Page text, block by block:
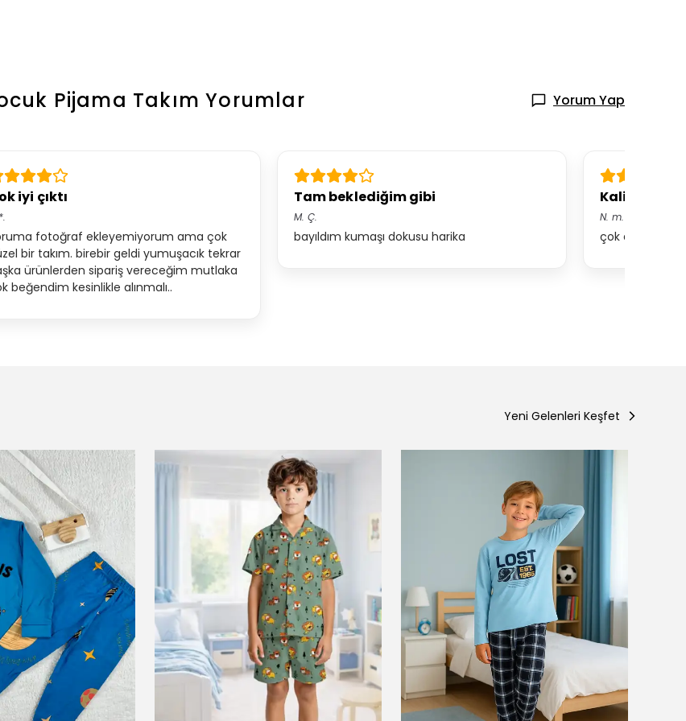
Pijama Takım Yorumlar Yorum Yap
iyi çıktı
*.
fotoğraf ekleyemiyorum ama çok
bir takım. birebir geldi yumuşacık tekrar
ürünlerden sipariş vereceğim mutlaka
beğendim kesinlikle alınmalı..
Tam beklediğim gibi
M. Ç.
bayıldım kumaşı dokusu harika
Kaliteli ve
N. m.
çok ama çok
Yeni Gelenleri Keşfet